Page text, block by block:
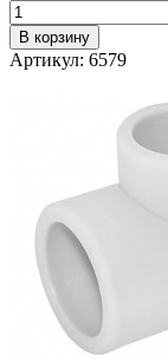
В корзину
Артикул: 6579